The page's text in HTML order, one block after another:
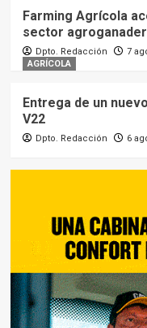
Farming Agrícola
sector
Dpto. Redacción 7
AGRÍCOLA
Entrega de un
V22
Dpto. Redacción 6